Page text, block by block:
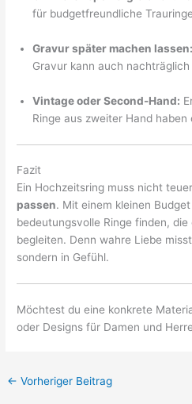
für budgetfreundliche
Gravur später machen lassen:
Gravur kann auch
Vintage oder Second-Hand:
Ringe aus zweiter Hand
Fazit
Ein Hochzeitsring muss nicht
passen. Mit einem kleinen
bedeutungsvolle Ringe finden,
begleiten. Denn wahre Liebe
sondern in Gefühl.
Möchtest du eine konkrete
oder Designs für Damen und
← Vorheriger Beitrag